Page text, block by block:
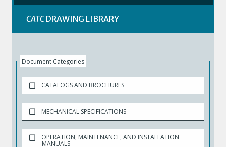
CATCDRAWING LIBRARY
Document Categories
CATALOGS AND BROCHURES
MECHANICAL SPECIFICATIONS
OPERATION, MAINTENANCE, AND INSTALLATION
MANUALS